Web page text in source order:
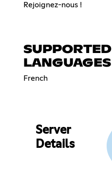
Rejoignez-nous !
SUPPORTED
LANGUAGES
French
Server
Details